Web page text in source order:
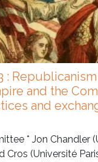
:
and the
and
* Jon Chandler
Cros (Université